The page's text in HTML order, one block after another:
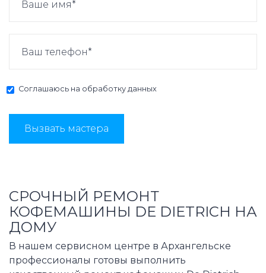
Соглашаюсь на обработку данных
Вызвать мастера
СРОЧНЫЙ РЕМОНТ
КОФЕМАШИНЫ DE DIETRICH НА
ДОМУ
В нашем сервисном центре в Архангельске
профессионалы готовы выполнить